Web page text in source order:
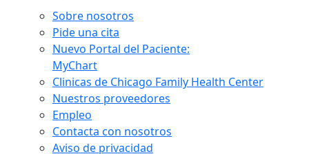
Sobre nosotros
Pide una cita
Nuevo Portal del Paciente:
MyChart
Clinicas de Chicago Family Health Center
Nuestros proveedores
Empleo
Contacta con nosotros
Aviso de privacidad